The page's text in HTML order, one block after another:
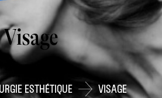
Visage
ESTHÉTIQUE VISAGE